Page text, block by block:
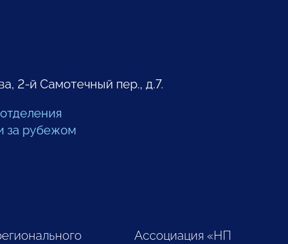
2-й Самотечный пер., д.7.
за рубежом
Ассоциация «НП